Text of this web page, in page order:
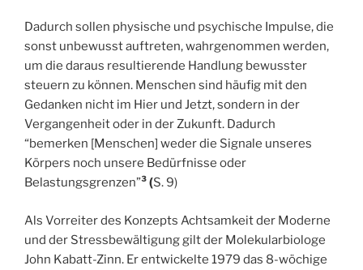
Dadurch sollen physische und psychische Impulse, die
sonst unbewusst auftreten, wahrgenommen werden,
um die daraus resultierende Handlung bewusster
steuern zu können. Menschen sind häufig mit den
Gedanken nicht im Hier und Jetzt, sondern in der
Vergangenheit oder in der Zukunft. Dadurch
“bemerken [Menschen] weder die Signale unseres
Körpers noch unsere Bedürfnisse oder
Belastungsgrenzen”³ (S. 9)
Als Vorreiter des Konzepts Achtsamkeit der Moderne
und der Stressbewältigung gilt der Molekularbiologe
John Kabatt-Zinn. Er entwickelte 1979 das 8-wöchige